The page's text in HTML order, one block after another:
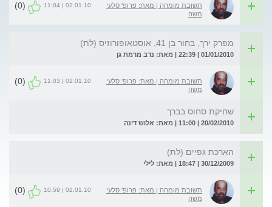
תשובת מומחה | מאת: פרופ' סלעי
משה
02.01.10 | 11:04
(0)
מפרק ירך, בחור בן 41, אוסטאופורוזיס (לת)
01/01/2010 | 22:39 | מאת: נדב מרמת גן
תשובת מומחה | מאת: פרופ' סלעי
משה
02.01.10 | 11:03
(0)
שחיקת סחוס בברך
20/02/2010 | 11:00 | מאת: אלוש דינה
הארכת גפיים (לת)
30/12/2009 | 18:47 | מאת: לילי
תשובת מומחה | מאת: פרופ' סלעי
משה
02.01.10 | 10:59
(0)